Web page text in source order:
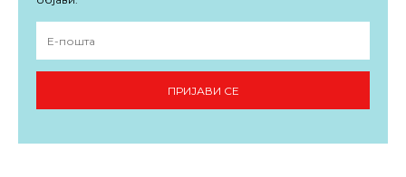
ПРИЈАВИ СЕ